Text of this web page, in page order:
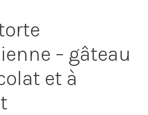
– gâteau
et à